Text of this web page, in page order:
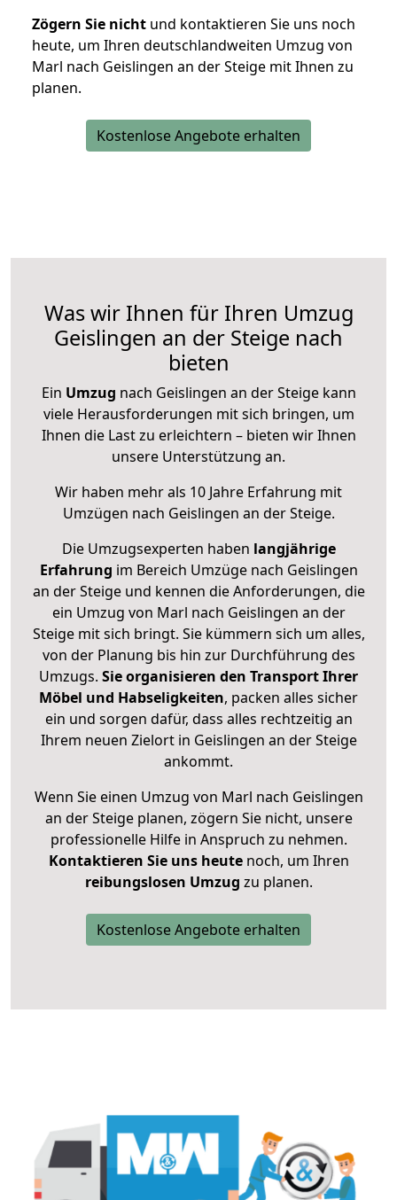
Zögern Sie nicht und kontaktieren Sie uns noch
heute, um Ihren deutschlandweiten Umzug von
Marl nach Geislingen an der Steige mit Ihnen zu
planen.
Kostenlose Angebote erhalten
Was wir Ihnen für Ihren Umzug
Geislingen an der Steige nach
bieten
Ein Umzug nach Geislingen an der Steige kann
viele Herausforderungen mit sich bringen, um
Ihnen die Last zu erleichtern – bieten wir Ihnen
unsere Unterstützung an.
Wir haben mehr als 10 Jahre Erfahrung mit
Umzügen nach Geislingen an der Steige.
Die Umzugsexperten haben langjährige
Erfahrung im Bereich Umzüge nach Geislingen
an der Steige und kennen die Anforderungen, die
ein Umzug von Marl nach Geislingen an der
Steige mit sich bringt. Sie kümmern sich um alles,
von der Planung bis hin zur Durchführung des
Umzugs. Sie organisieren den Transport Ihrer
Möbel und Habseligkeiten, packen alles sicher
ein und sorgen dafür, dass alles rechtzeitig an
Ihrem neuen Zielort in Geislingen an der Steige
ankommt.
Wenn Sie einen Umzug von Marl nach Geislingen
an der Steige planen, zögern Sie nicht, unsere
professionelle Hilfe in Anspruch zu nehmen.
Kontaktieren Sie uns heutenoch, um Ihren
reibungslosen Umzug zu planen.
Kostenlose Angebote erhalten